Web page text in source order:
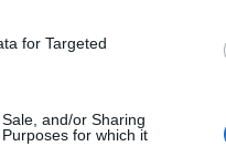
for Targeted
and/or Sharing
for which it